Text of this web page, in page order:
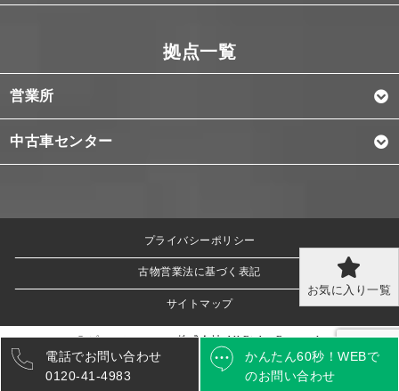
お気に入り一覧
電話でお問い合わせ
0120-41-4983
かんたん60秒！ WEBで
のお問い合わせ
営業所
中古車センター
プライバシーポリシー
古物営業法に基づく表記
サイトマップ
© ピー・シー・エス株式会社 All Rights Reserved.